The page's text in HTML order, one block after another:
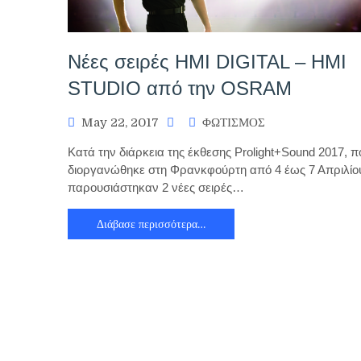
Nέες σειρές HMI DIGITAL – HMI
STUDIO από την OSRAM
May 22, 2017 ΦΩΤΙΣΜΟΣ
Κατά την διάρκεια της έκθεσης Prolight+Sound 2017,
διοργανώθηκε στη Φρανκφούρτη από 4 έως 7
παρουσιάστηκαν 2 νέες σειρές…
Διάβασε περισσότερα…